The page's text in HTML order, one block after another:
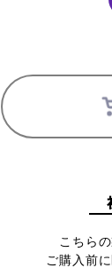
こちら
ご購入前